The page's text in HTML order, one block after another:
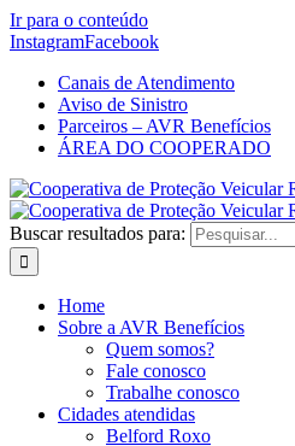
Ir para o conteúdo
InstagramFacebook
Canais de Atendimento
Aviso de Sinistro
Parceiros – AVR Benefícios
ÁREA DO COOPERADO
Buscar resultados para:
Home
Sobre a AVR Benefícios
Quem somos?
Fale conosco
Trabalhe conosco
Cidades atendidas
Belford Roxo